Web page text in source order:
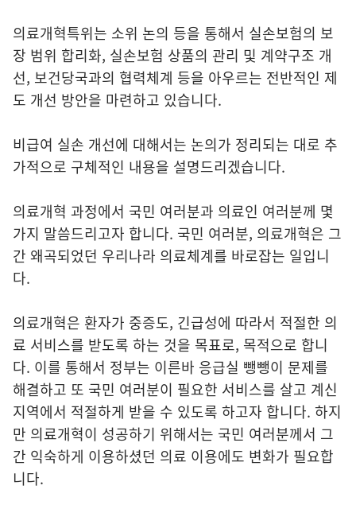
의료개혁특위는 소위 논의 등을 통해서 실손보험의 보
장 범위 합리화, 실손보험 상품의 관리 및 계약구조 개
선, 보건당국과의 협력체계 등을 아우르는 전반적인 제
도 개선 방안을 마련하고 있습니다.
비급여 실손 개선에 대해서는 논의가 정리되는 대로 추
가적으로 구체적인 내용을 설명드리겠습니다.
의료개혁 과정에서 국민 여러분과 의료인 여러분께 몇
가지 말씀드리고자 합니다. 국민 여러분, 의료개혁은 그
간 왜곡되었던 우리나라 의료체계를 바로잡는 일입니
다.
의료개혁은 환자가 중증도, 긴급성에 따라서 적절한 의
료 서비스를 받도록 하는 것을 목표로, 목적으로 합니
다. 이를 통해서 정부는 이른바 응급실 뺑뺑이 문제를
해결하고 또 국민 여러분이 필요한 서비스를 살고 계신
지역에서 적절하게 받을 수 있도록 하고자 합니다. 하지
만 의료개혁이 성공하기 위해서는 국민 여러분께서 그
간 익숙하게 이용하셨던 의료 이용에도 변화가 필요합
니다.